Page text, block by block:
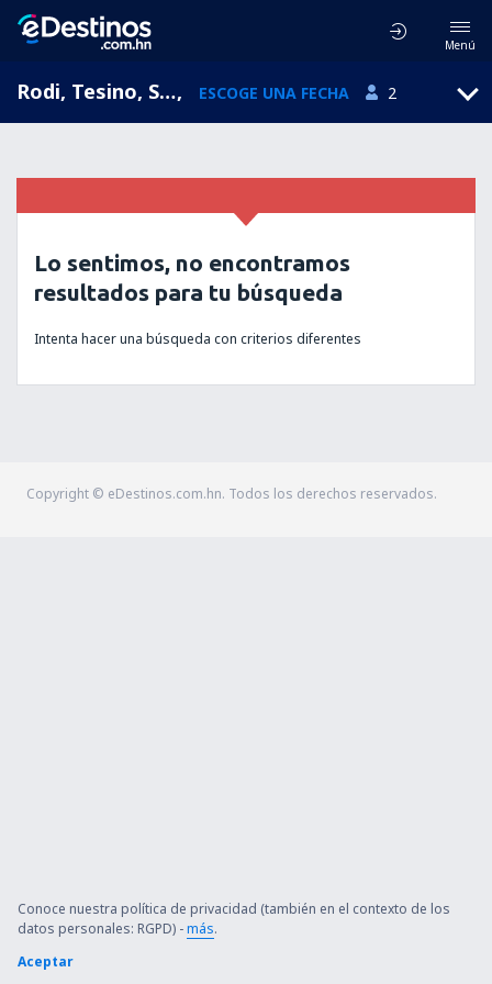
Menú
Rodi, Tesino, Suiza, ESCOGE UNA FECHA 2
Lo sentimos, no encontramos
resultados para tu búsqueda
Intenta hacer una búsqueda con criterios diferentes
Copyright © eDestinos.com.hn. Todos los derechos reservados.
Conoce nuestra política de privacidad (también en el contexto de los
datos personales: RGPD) -más.
Aceptar